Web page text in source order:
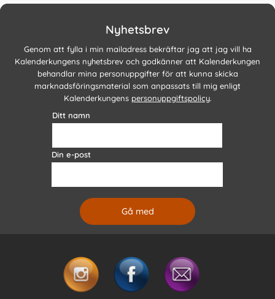
Nyhetsbrev
Genom att fylla i min mailadress bekräftar jag att jag vill ha
Kalenderkungens nyhetsbrev och godkänner att Kalenderkungen
behandlar mina personuppgifter för att kunna skicka
marknadsföringsmaterial som anpassats till mig enligt
Kalenderkungens personuppgiftspolicy.
Ditt namn
Din e-post